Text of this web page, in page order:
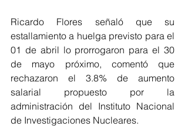
Ricardo Flores señaló que su
estallamiento a huelga previsto para el
01 de abril lo prorrogaron para el 30
de mayo próximo, comentó que
rechazaron el 3.8% de aumento
salarial propuesto por la
administración del Instituto Nacional
de Investigaciones Nucleares.